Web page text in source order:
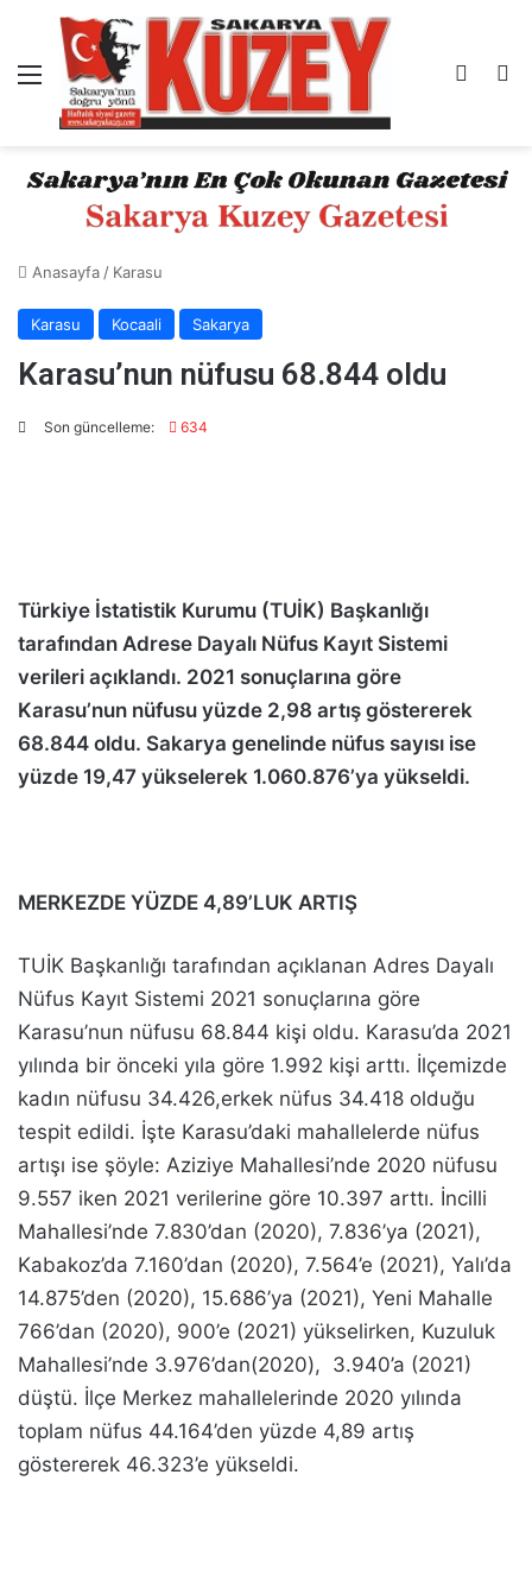
Menü Kayıt
Anasayfa/ Karasu
Karasu Kocaali Sakarya
Karasu’nun nüfusu 68.844 oldu
Son güncelleme: 634
Türkiye İstatistik Kurumu (TUİK) Başkanlığı
tarafından Adrese Dayalı Nüfus Kayıt Sistemi
verileri açıklandı. 2021 sonuçlarına göre
Karasu’nun nüfusu yüzde 2,98 artış göstererek
68.844 oldu. Sakarya genelinde nüfus sayısı ise
yüzde 19,47 yükselerek 1.060.876’ya yükseldi.
MERKEZDE YÜZDE 4,89’LUK ARTIŞ
TUİK Başkanlığı tarafından açıklanan Adres Dayalı
Nüfus Kayıt Sistemi 2021 sonuçlarına göre
Karasu’nun nüfusu 68.844 kişi oldu. Karasu’da 2021
yılında bir önceki yıla göre 1.992 kişi arttı. İlçemizde
kadın nüfusu 34.426,erkek nüfus 34.418 olduğu
tespit edildi. İşte Karasu’daki mahallelerde nüfus
artışı ise şöyle: Aziziye Mahallesi’nde 2020 nüfusu
9.557 iken 2021 verilerine göre 10.397 arttı. İncilli
Mahallesi’nde 7.830’dan (2020), 7.836’ya (2021),
Kabakoz’da 7.160’dan (2020), 7.564’e (2021), Yalı’da
14.875’den (2020), 15.686’ya (2021), Yeni Mahalle
766’dan (2020), 900’e (2021) yükselirken, Kuzuluk
Mahallesi’nde 3.976’dan(2020), 3.940’a (2021)
düştü. İlçe Merkez mahallelerinde 2020 yılında
toplam nüfus 44.164’den yüzde 4,89 artış
göstererek 46.323’e yükseldi.